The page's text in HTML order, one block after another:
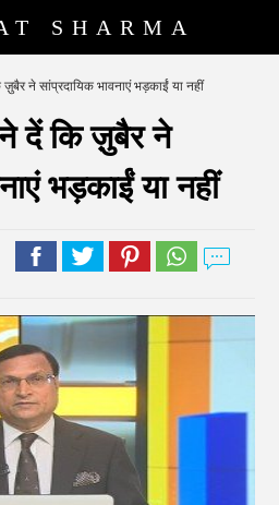
SHARMA
ने सांप्रदायिक भावनाएं भड़काईं या नहीं
दें कि ज़ुबैर ने
भड़काईं या नहीं